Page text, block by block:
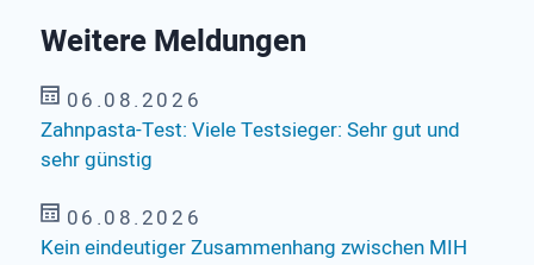
Weitere Meldungen
06.08.2026
Zahnpasta-Test: Viele Testsieger: Sehr gut und
sehr günstig
06.08.2026
Kein eindeutiger Zusammenhang zwischen MIH